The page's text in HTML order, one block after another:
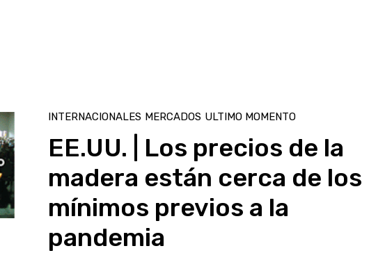
INTERNACIONALES MERCADOS ULTIMO MOMENTO
EE.UU. | Los precios de la
madera están cerca de los
mínimos previos a la
pandemia